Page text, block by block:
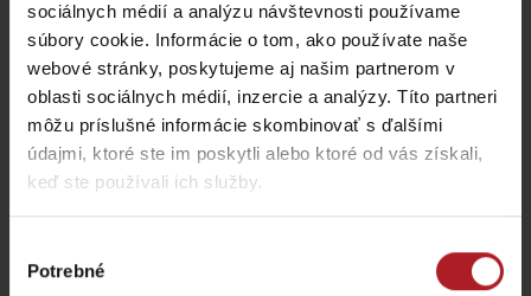
sociálnych médií a analýzu návštevnosti používame
súbory cookie. Informácie o tom, ako používate naše
webové stránky, poskytujeme aj našim partnerom v
oblasti sociálnych médií, inzercie a analýzy. Títo partneri
môžu príslušné informácie skombinovať s ďalšími
údajmi, ktoré ste im poskytli alebo ktoré od vás získali,
keď ste používali ich služby.
súhlasu
Potrebné
Lúčanské kúpeľné leto 2026
zadarmo Kúpele Lúčky